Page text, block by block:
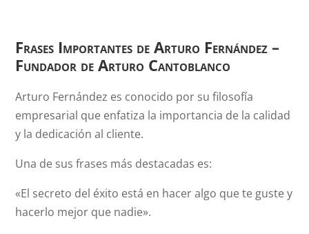
Frases Importantes de Arturo Fernández –
Fundador de Arturo Cantoblanco
Arturo Fernández es conocido por su filosofía
empresarial que enfatiza la importancia de la calidad
y la dedicación al cliente.
Una de sus frases más destacadas es:
«El secreto del éxito está en hacer algo que te guste y
hacerlo mejor que nadie».